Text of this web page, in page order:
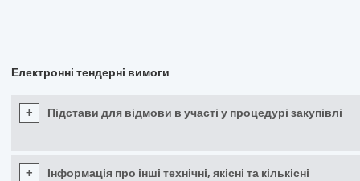
Електронні тендерні вимоги
+ Підстави для відмови в участі у процедурі закупівлі
+
Інформація про інші технічні, якісні та кількісні